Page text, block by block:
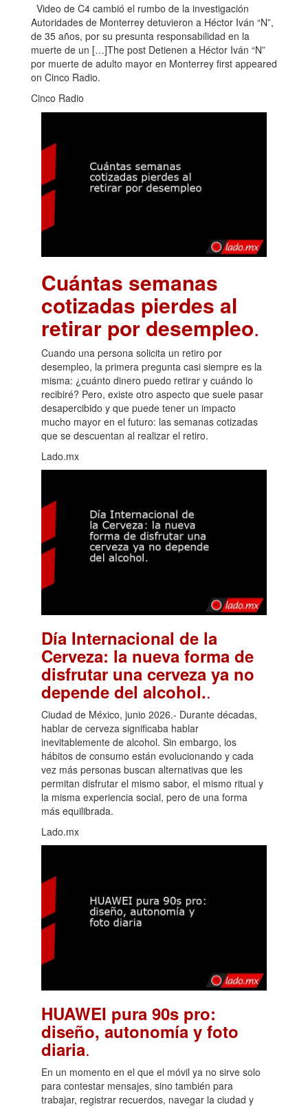
Video de C4 cambió el rumbo de la investigación
Autoridades de Monterrey detuvieron a Héctor Iván “N”,
de 35 años, por su presunta responsabilidad en la
muerte de un […]The post Detienen a Héctor Iván “N”
por muerte de adulto mayor en Monterrey first appeared
on Cinco Radio.
Cinco Radio
Cuántas semanas
cotizadas pierdes al
retirar por desempleo.
Cuando una persona solicita un retiro por
desempleo, la primera pregunta casi siempre es la
misma: ¿cuánto dinero puedo retirar y cuándo lo
recibiré? Pero, existe otro aspecto que suele pasar
desapercibido y que puede tener un impacto
mucho mayor en el futuro: las semanas cotizadas
que se descuentan al realizar el retiro.
Lado.mx
Día Internacional de la
Cerveza: la nueva forma de
disfrutar una cerveza ya no
depende del alcohol..
Ciudad de México, junio 2026.- Durante décadas,
hablar de cerveza significaba hablar
inevitablemente de alcohol. Sin embargo, los
hábitos de consumo están evolucionando y cada
vez más personas buscan alternativas que les
permitan disfrutar el mismo sabor, el mismo ritual y
la misma experiencia social, pero de una forma
más equilibrada.
Lado.mx
HUAWEI pura 90s pro:
diseño, autonomía y foto
diaria.
En un momento en el que el móvil ya no sirve solo
para contestar mensajes, sino también para
trabajar, registrar recuerdos, navegar la ciudad y